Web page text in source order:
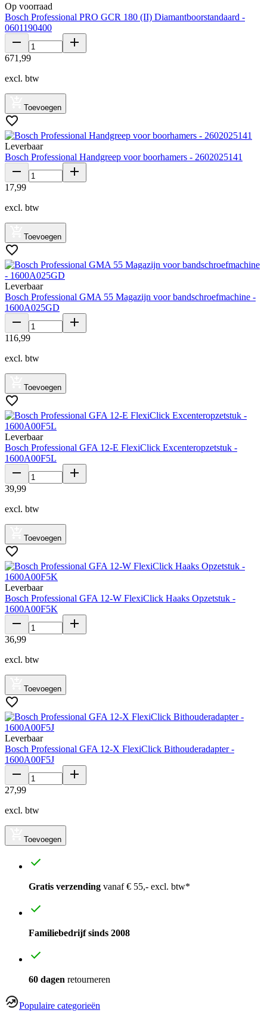
Op voorraad
Bosch Professional PRO GCR 180 (II) Diamantboorstandaard -
0601190400
671 ,99
excl. btw
Toevoegen
Leverbaar
Bosch Professional Handgreep voor boorhamers - 2602025141
17,99
excl. btw
Toevoegen
Leverbaar
Bosch Professional GMA 55 Magazijn voor bandschroefmachine -
1600A025GD
116,99
excl. btw
Toevoegen
Leverbaar
Bosch Professional GFA 12-E FlexiClick Excenteropzetstuk -
1600A00F5L
39,99
excl. btw
Toevoegen
Leverbaar
Bosch Professional GFA 12-W FlexiClick Haaks Opzetstuk -
1600A00F5K
36,99
excl. btw
Toevoegen
Leverbaar
Bosch Professional GFA 12-X FlexiClick Bithouderadapter -
1600A00F5J
27,99
excl. btw
Toevoegen
Gratis verzending vanaf € 55,- excl. btw*
Familiebedrijf sinds 2008
60 dagen retourneren
Populaire categorieën